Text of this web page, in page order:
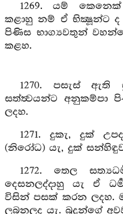
1269. යම් කෙනෙක්
කළාහු නම් ඒ භික්‍ෂූන්ට
පිණිස භාග්‍යවතුන්
කළහ.
1270. පසැස් ඇති
සත්ත්‍වයන්ට අනුකම්පා
ලදහ.
1271. දුකැ, දුක්
(නිරෝධ) යැ, දුක්
1272. තෙල
දෙසනලද්දාහු යැ ඒ
විසින් පසක් කරන ලදහ.
ලබනලද යැ. බුදුන්ගේ